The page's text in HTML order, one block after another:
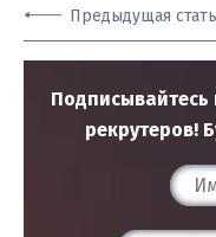
Предыдущая
Подписывайтесь
рекрутеров!